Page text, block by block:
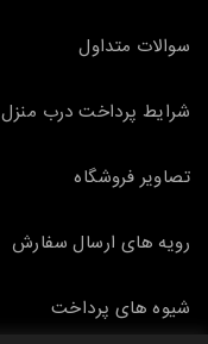
سوالات متداول
شرایط پرداخت درب منزل
تصاویر فروشگاه
رویه های ارسال سفارش
شیوه های پرداخت